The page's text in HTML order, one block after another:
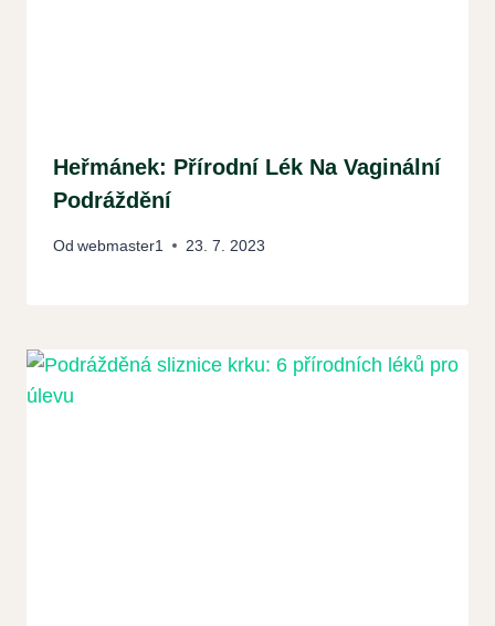
Heřmánek: Přírodní Lék Na Vaginální
Podráždění
Od webmaster1 23. 7. 2023